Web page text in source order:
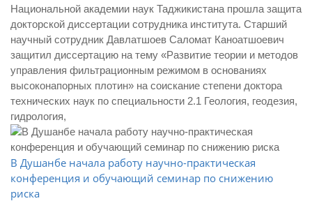
Национальной академии наук Таджикистана прошла защита
докторской диссертации сотрудника института. Старший
научный сотрудник Давлатшоев Саломат Каноатшоевич
защитил диссертацию на тему «Развитие теории и методов
управления фильтрационным режимом в основаниях
высоконапорных плотин» на соискание степени доктора
технических наук по специальности 2.1 Геология, геодезия,
гидрология,
В Душанбе начала работу научно-практическая
конференция и обучающий семинар по снижению
риска